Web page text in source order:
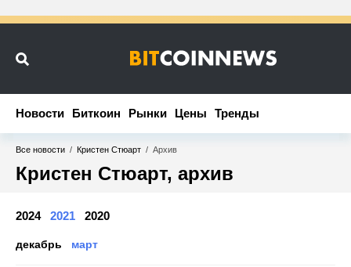
Новости Биткоин Рынки Цены Тренды
Новости Биткоин Рынки Цены Тренды
Все новости / Кристен Стюарт / Архив
Кристен Стюарт, архив
2024 2021 2020
декабрь март